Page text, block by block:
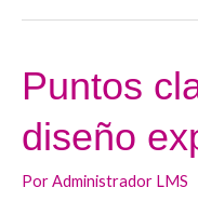
Puntos
diseño
PorAdministrador LMS
Puntos
clave
en
diseño